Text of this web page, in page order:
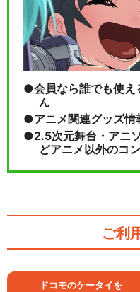
会員なら誰でも使え
ん
アニメ関連グッズ情
2.5次元舞台・アニ
どアニメ以外のコ
ご利
ドコモのケータイを